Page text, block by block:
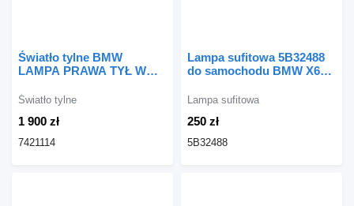
Światło tylne BMW
LAMPA PRAWA TYŁ W
do samochodu BMW X6
1 900 zł
Światło tylne
7421114
Lampa sufitowa 5B32488
do samochodu BMW X6
250 zł
Lampa sufitowa
5B32488